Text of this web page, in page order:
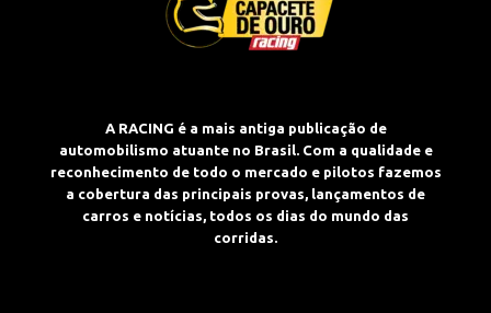
A RACING é a mais antiga publicação de
automobilismo atuante no Brasil. Com a qualidade e
reconhecimento de todo o mercado e pilotos fazemos
a cobertura das principais provas, lançamentos de
carros e notícias, todos os dias do mundo das
corridas.